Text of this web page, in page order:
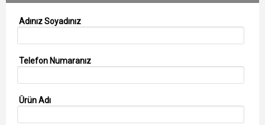
Adınız Soyadınız
Telefon Numaranız
Ürün Adı